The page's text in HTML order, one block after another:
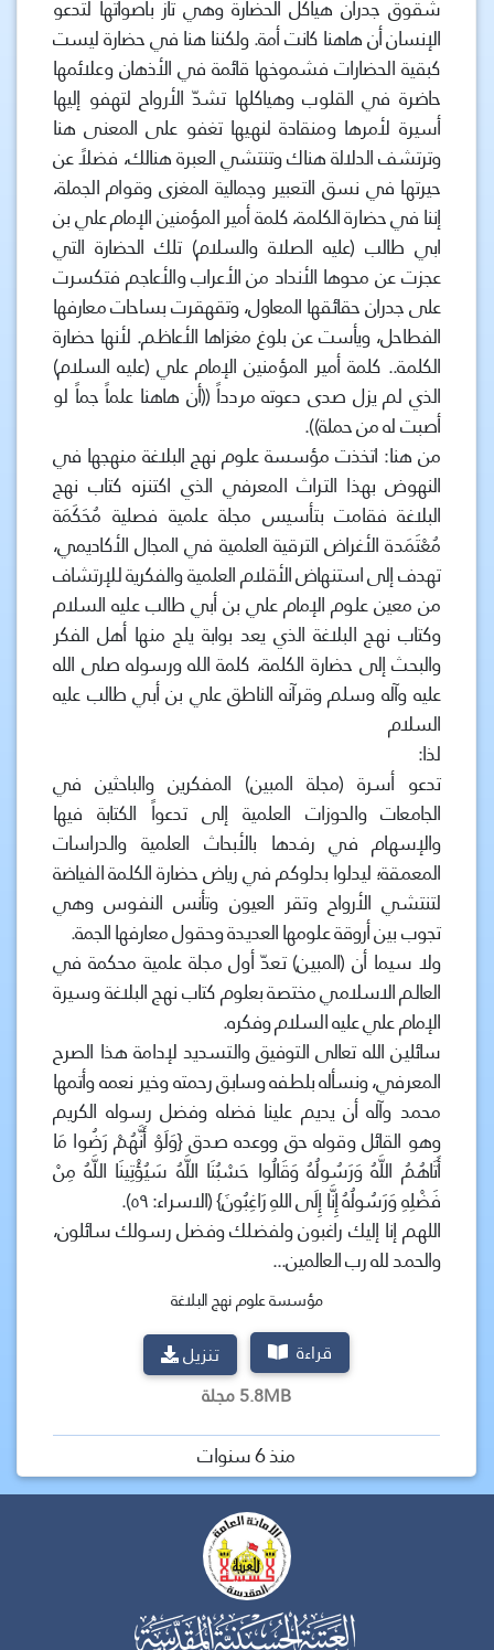
شقوق جدران هياكل الحضارة وهي تأز بأصواتها لتدعو
الإنسان أن هاهنا كانت أمة. ولكننا هنا في حضارة ليست
كبقية الحضارات فشموخها قائمة في الأذهان وعلائمها
حاضرة في القلوب وهياكلها تشدّ الأرواح لتهفو إليها
أسيرة لأمرها ومنقادة لنهيها تغفو على المعنى هنا
وترتشف الدلالة هناك وتنتشي العبرة هنالك، فضلاً عن
حيرتها في نسق التعبير وجمالية المغزى وقوام الجملة،
إننا في حضارة الكلمة، كلمة أمير المؤمنين الإمام علي بن
ابي طالب (عليه الصلاة والسلام) تلك الحضارة التي
عجزت عن محوها الأنداد من الأعراب والأعاجم فتكسرت
على جدران حقائقها المعاول، وتقهقرت بساحات معارفها
الفطاحل، ويأست عن بلوغ مغزاها الأعاظم. لأنها حضارة
الكلمة.. كلمة أمير المؤمنين الإمام علي (عليه السلام)
الذي لم يزل صدى دعوته مردداً ((أن هاهنا علماً جماً لو
أصبت له من حملة)).
من هنا: اتخذت مؤسسة علوم نهج البلاغة منهجها في
النهوض بهذا التراث المعرفي الذي اكتنزه كتاب نهج
البلاغة فقامت بتأسيس مجلة علمية فصلية مُحَكَمَة
مُعْتَمَدة الأغراض الترقية العلمية في المجال الأكاديمي،
تهدف إلى استنهاض الأقلام العلمية والفكرية للإرتشاف
من معين علوم الإمام علي بن أبي طالب عليه السلام
وكتاب نهج البلاغة الذي يعد بوابة يلج منها أهل الفكر
والبحث إلى حضارة الكلمة، كلمة الله ورسوله صلى الله
عليه وآله وسلم وقرآنه الناطق علي بن أبي طالب عليه
السلام
لذا:
تدعو أسرة (مجلة المبين) المفكرين والباحثين في
الجامعات والحوزات العلمية إلى تدعواً الكتابة فيها
والإسهام في رفدها بالأبحاث العلمية والدراسات
المعمقة؛ ليدلوا بدلوكم في رياض حضارة الكلمة الفياضة
لتنتشي الأرواح وتقر العيون وتأنس النفوس وهي
تجوب بين أروقة علومها العديدة وحقول معارفها الجمة.
ولا سيما أن (المبين) تعدّ أول مجلة علمية محكمة في
العالم الاسلامي مختصة بعلوم كتاب نهج البلاغة وسيرة
الإمام علي عليه السلام وفكره.
سائلين الله تعالى التوفيق والتسديد لإدامة هذا الصرح
المعرفي، ونسأله بلطفه وسابق رحمته وخير نعمه وأتمها
محمد وآله أن يديم علينا فضله وفضل رسوله الكريم
وهو القائل وقوله حق ووعده صدق {وَلَوْ أَنَّهُمْ رَضُوا مَا
أَتَاهُمُ اللَّهُ وَرَسُولُهُ وَقَالُوا حَسْبُنَا اللَّهُ سَيُؤْتِينَا اللَّهُ مِنْ
فَضْلِهِ وَرَسُولُهُ إِنَّا إِلَى اللهِ رَاغِبُونَ} (الاسراء: ٥٩).
اللهم إنا إليك راغبون ولفضلك وفضل رسولك سائلون،
والحمد لله رب العالمين...
مؤسسة علوم نهج البلاغة
قراءة
تنزيل
5.8MB مجلة
منذ 6 سنوات